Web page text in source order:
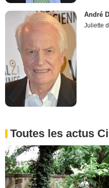
André
Juliette
Toutes les actus